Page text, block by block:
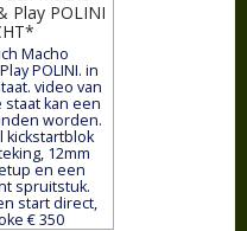
Macho
POLINI. in
video van
kan een
worden.
kickstartblok
12mm
en een
spruitstuk.
start direct,
€ 350